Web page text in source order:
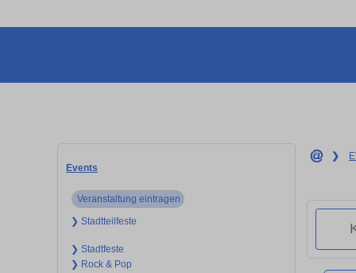
Events
Veranstaltung eintragen
❯ Stadtteilfeste
❯ Stadtfeste
❯ Rock & Pop
❯